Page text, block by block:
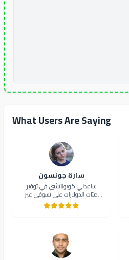
What Users Are Saying
سارة جونسون
ساعدني كوبوناتشي في توفير
مئات الدولارات على تسوقي عبر
الإنترنت. الكوبونات دائماً محدثة
واجهة المستخدم سهلة الاستخدام